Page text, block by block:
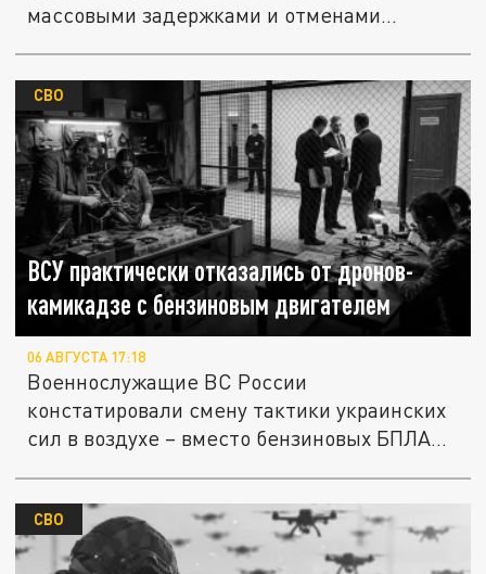
массовыми задержками и отменами...
ВСУ практически отказались от дронов-
камикадзе с бензиновым двигателем
СВО
06 АВГУСТА 17:18
Военнослужащие ВС России
констатировали смену тактики украинских
сил в воздухе – вместо бензиновых БПЛА
СВО